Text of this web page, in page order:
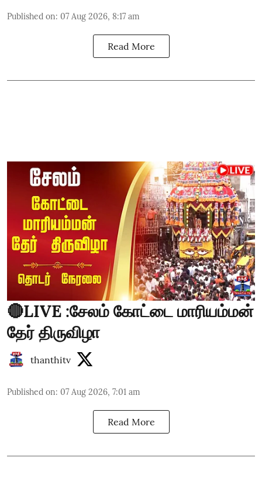
Published on: 07 Aug 2026, 8:17 am
Read More
🔴LIVE :சேலம் கோட்டை மாரியம்மன்
தேர் திருவிழா
thanthitv
Published on: 07 Aug 2026, 7:01 am
Read More